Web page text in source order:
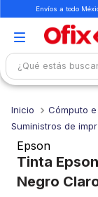
Envíos a todo
¿Qué estás
Cómputo
Suministros de
Epson
Tinta
Negro
1.
mochilas
2
3
cuaderno
4.
cuadernos